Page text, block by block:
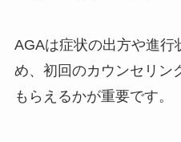
AGAは症状の出方や進行
め、初回のカウンセリン
もらえるかが重要です。